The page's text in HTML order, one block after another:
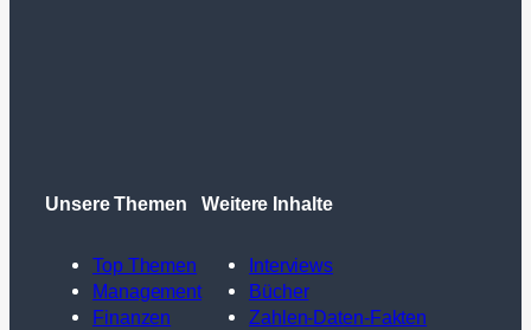
Unsere Themen
Top Themen
Management
Finanzen
Weitere Inhalte
Interviews
Bücher
Zahlen-Daten-Fakten